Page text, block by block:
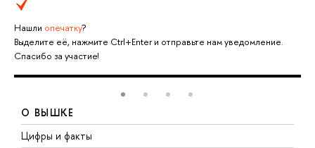
Нашли опечатку?
Выделите её, нажмите Ctrl+Enter и отправьте нам уведомление.
Спасибо за участие!
О ВЫШКЕ
Цифры и факты